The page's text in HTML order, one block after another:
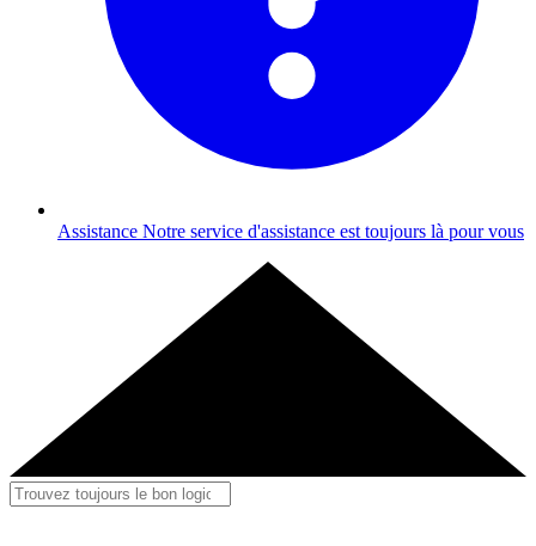
Assistance Notre service d'assistance est toujours là pour vous